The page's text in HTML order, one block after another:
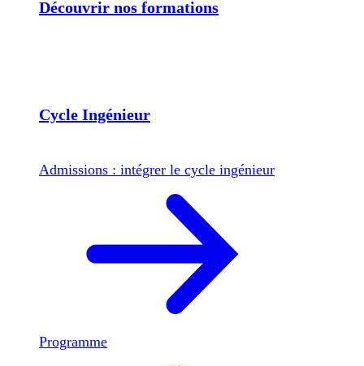
Découvrir nos formations
Cycle Ingénieur
Admissions : intégrer le cycle ingénieur
Programme